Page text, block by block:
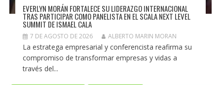
EVERLYN MORÁN FORTALECE SU LIDERAZGO INTERNACIONAL
TRAS PARTICIPAR COMO PANELISTA EN EL SCALA NEXT LEVEL
SUMMIT DE ISMAEL CALA
7 DE AGOSTO DE 2026 ALBERTO MARIN MORAN
La estratega empresarial y conferencista reafirma su
compromiso de transformar empresas y vidas a
través del...